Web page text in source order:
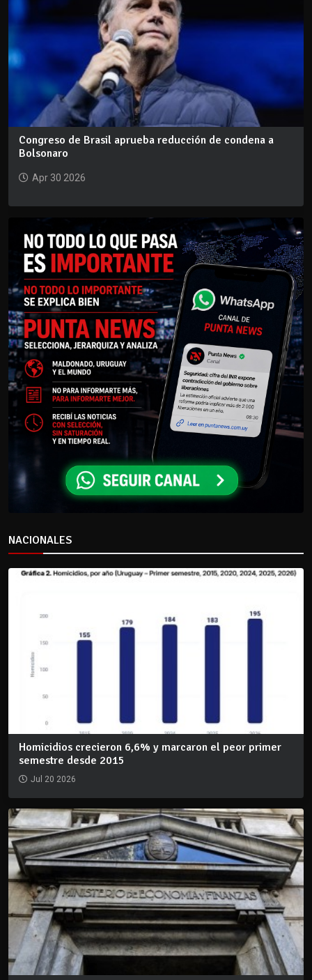
Congreso de Brasil aprueba reducción de condena a
Bolsonaro
Apr 30 2026
NACIONALES
Homicidios crecieron 6,6% y marcaron el peor primer
semestre desde 2015
Jul 20 2026